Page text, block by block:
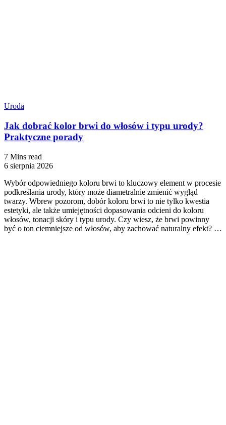
Uroda
Jak dobrać kolor brwi do włosów i typu urody?
Praktyczne porady
7 Mins read
6 sierpnia 2026
Wybór odpowiedniego koloru brwi to kluczowy element w procesie
podkreślania urody, który może diametralnie zmienić wygląd
twarzy. Wbrew pozorom, dobór koloru brwi to nie tylko kwestia
estetyki, ale także umiejętności dopasowania odcieni do koloru
włosów, tonacji skóry i typu urody. Czy wiesz, że brwi powinny
być o ton ciemniejsze od włosów, aby zachować naturalny efekt? …